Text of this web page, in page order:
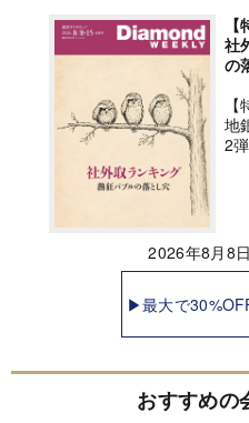
社
の
地
2弾
2026年8月8
▶最大で
おすすめの